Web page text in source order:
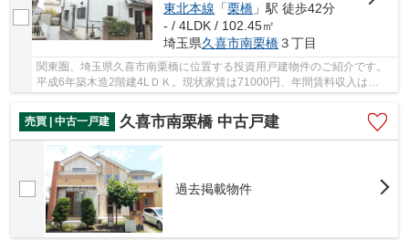
東北本線 「栗橋 」駅 徒歩42分
- / 4LDK / 102.45㎡
埼玉県久喜市南栗橋３丁目
関東圏、埼玉県久喜市南栗橋に位置する投資用戸建物件のご紹介です。
平成6年築木造2階建4LＤＫ。現状家賃は71000円、年間賃料収入は
売買 | 中古一戸建
久喜市南栗橋 中古戸建
過去掲載物件